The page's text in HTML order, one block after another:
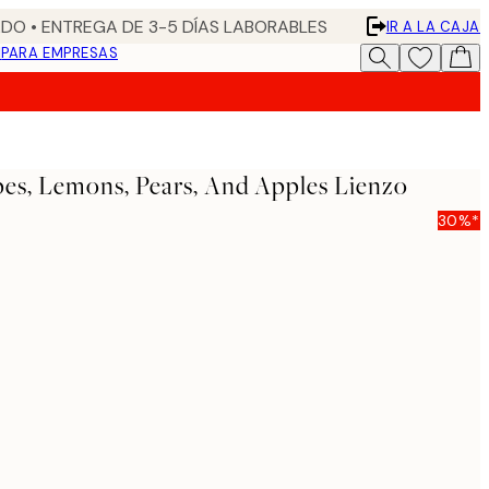
• ENTREGA DE 3-5 DÍAS LABORABLES
IR A LA CAJA
PARA EMPRESAS
Lemons, Pears, And Apples Lienzo
30%*